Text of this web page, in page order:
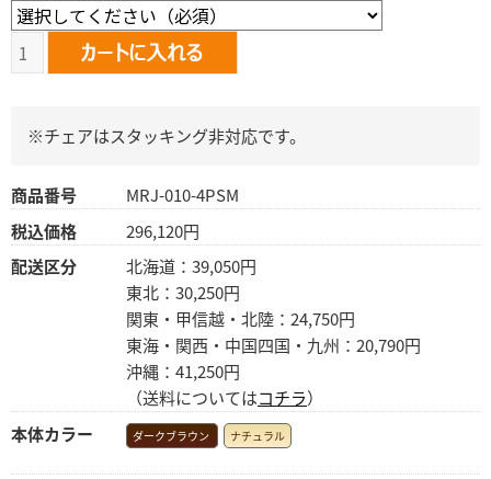
※チェアはスタッキング非対応です。
商品番号
MRJ-010-4PSM
税込価格
296,120円
配送区分
北海道：39,050円
東北：30,250円
関東・甲信越・北陸：24,750円
東海・関西・中国四国・九州：20,790円
沖縄：41,250円
（送料についてはコチラ）
本体カラー
ダークブラウン ナチュラル